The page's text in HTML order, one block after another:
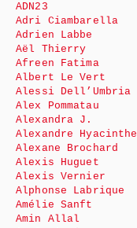
ADN23
Adri Ciambarella
Adrien Labbe
Aël Thierry
Afreen Fatima
Albert Le Vert
Alessi Dell’Umbria
Alex Pommatau
Alexandra J.
Alexandre Hyacinthe
Alexane Brochard
Alexis Huguet
Alexis Vernier
Alphonse Labrique
Amélie Sanft
Amin Allal